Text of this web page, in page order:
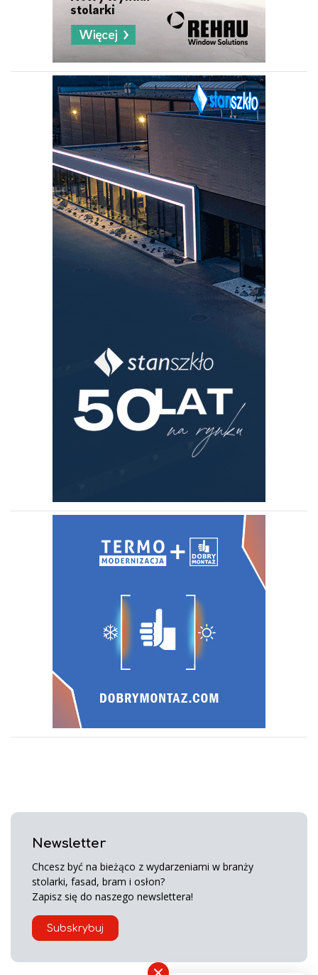
Newsletter
Chcesz być na bieżąco z wydarzeniami w branży
stolarki, fasad, bram i osłon?
Zapisz się do naszego newslettera!
Subskrybuj
×